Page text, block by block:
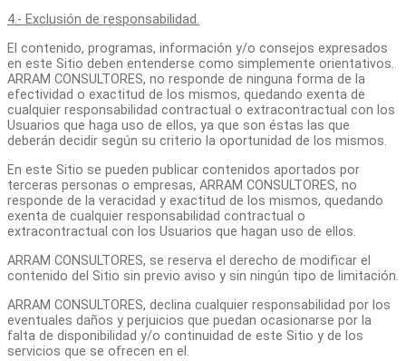
4.- Exclusión de responsabilidad.
El contenido, programas, información y/o consejos expresados
en este Sitio deben entenderse como simplemente orientativos.
ARRAM CONSULTORES, no responde de ninguna forma de la
efectividad o exactitud de los mismos, quedando exenta de
cualquier responsabilidad contractual o extracontractual con los
Usuarios que haga uso de ellos, ya que son éstas las que
deberán decidir según su criterio la oportunidad de los mismos.
En este Sitio se pueden publicar contenidos aportados por
terceras personas o empresas, ARRAM CONSULTORES, no
responde de la veracidad y exactitud de los mismos, quedando
exenta de cualquier responsabilidad contractual o
extracontractual con los Usuarios que hagan uso de ellos.
ARRAM CONSULTORES, se reserva el derecho de modificar el
contenido del Sitio sin previo aviso y sin ningún tipo de limitación.
ARRAM CONSULTORES, declina cualquier responsabilidad por los
eventuales daños y perjuicios que puedan ocasionarse por la
falta de disponibilidad y/o continuidad de este Sitio y de los
servicios que se ofrecen en el.